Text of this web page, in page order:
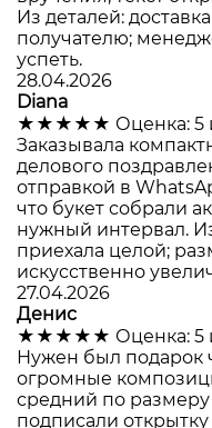
Из деталей:
получателю;
успеть.
28.04.2026
Diana
★★★★★ Оценка: 5
Заказывала
делового
отправкой в
что букет собрали
нужный интервал.
приехала целой;
искусственно
27.04.2026
Денис
★★★★★ Оценка: 5
Нужен был подарок
огромные
средний по размеру
подписали